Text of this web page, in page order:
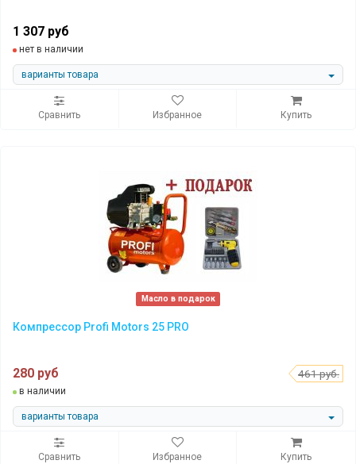
1 307 руб
нет в наличии
варианты товара
Сравнить Избранное Купить
Масло в подарок
Компрессор Profi Motors 25 PRO
280 руб 461 руб.
в наличии
варианты товара
Сравнить Избранное Купить